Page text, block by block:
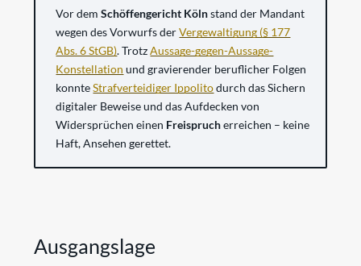
Vor demSchöffengericht Kölnstand der Mandant
wegen des Vorwurfs derVergewaltigung (§ 177
Abs. 6 StGB). TrotzAussage-gegen-Aussage-
Konstellation und gravierender beruflicher Folgen
konnteStrafverteidiger Ippolitodurch das Sichern
digitaler Beweise und das Aufdecken von
Widersprüchen einen Freisprucherreichen – keine
Haft, Ansehen gerettet.
Ausgangslage